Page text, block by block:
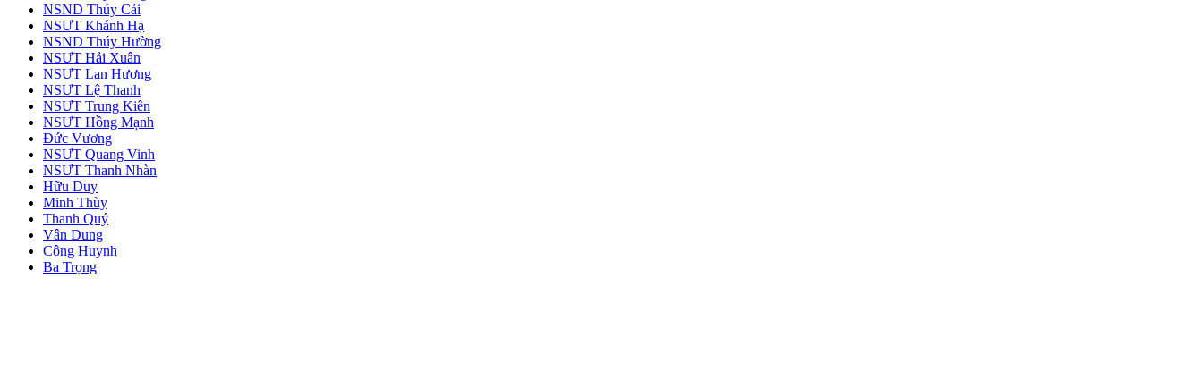
NSND Thúy Cải
NSƯT Khánh Hạ
NSND Thúy Hường
NSƯT Hải Xuân
NSƯT Lan Hương
NSƯT Lệ Thanh
NSƯT Trung Kiên
NSƯT Hồng Mạnh
Đức Vương
NSƯT Quang Vinh
NSƯT Thanh Nhàn
Hữu Duy
Minh Thùy
Thanh Quý
Vân Dung
Công Huynh
Ba Trọng